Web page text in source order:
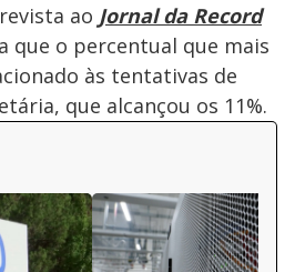
ao Jornal da Record
que o percentual que mais
às tentativas de
que alcançou os 11%.